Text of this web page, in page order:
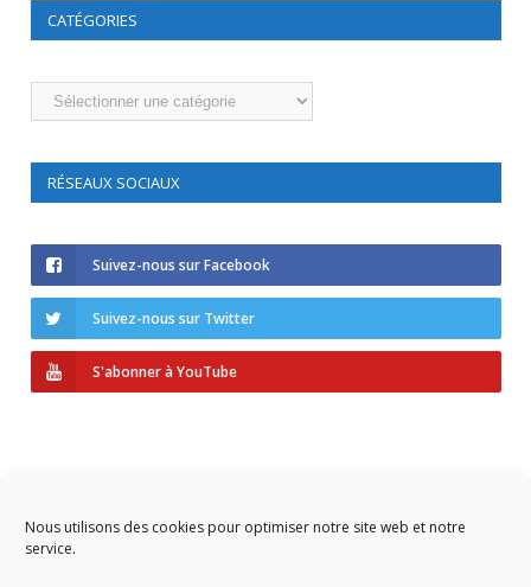
Nous utilisons des cookies pour optimiser notre site web et notre
service.
CATÉGORIES
Catégories
RÉSEAUX SOCIAUX
Suivez-nous sur Facebook
Suivez-nous sur Twitter
S'abonner à YouTube